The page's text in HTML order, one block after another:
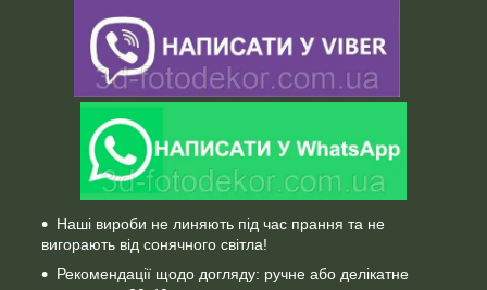
Наші вироби не линяють під час прання та не
вигорають від сонячного світла!
Рекомендації щодо догляду: ручне або делікатне